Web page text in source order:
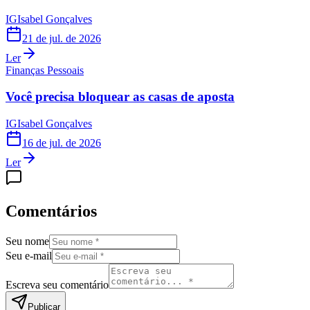
IGIsabel Gonçalves
21 de jul. de 2026
Ler
Finanças Pessoais
Você precisa bloquear as casas de aposta
IGIsabel Gonçalves
16 de jul. de 2026
Ler
Comentários
Seu nome
Seu e-mail
Escreva seu comentário
Publicar